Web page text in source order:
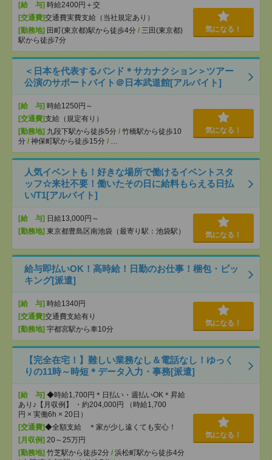
[給 与] 時給2400円＋交
[交通費]交通費実費支給（当社規定あり）
[勤務地] 田町(東京都)駅から徒歩4分 / 三田(東京都)
駅から徒歩7分
気になる！
＜日本を代表するバンド＊サカナクション＞ツアー
公演のサポートバイト＠日本武道館[アルバイト]
[給 与] 時給1250円～
[交通費]支給（規定有り）
[勤務地] 九段下駅から徒歩5分 / 竹橋駅から徒歩10
分 / 神保町駅から徒歩15分 / …
気になる！
人気イベントも！好きな場所で働けるイベントスタ
ッフ☆来社不要！働いたその日に給料もらえる日払
い/T1[アルバイト]
[給 与] 日給13,000円～
[勤務地] 東京都豊島区南池袋（最寄り駅：池袋駅） 気になる！
給与即払いOK！高時給！日勤のお仕事！梱包・ピッ
キング[派遣]
[給 与] 時給1340円
[交通費]交通費支給有り
[勤務地] 宇都宮駅から車10分
気になる！
【完全在宅！】難しい業務なし＆電話なし！ゆっく
りの11時～時短＊データ入力・事務[派遣]
[給 与] ◆時給1,700円＊日払い・週払いOK＊昇給
あり♪【月収例】 ・約204,000円 （時給1,700
円 × 実働6h × 20日）
[交通費]◆全額支給 ＊家が少し遠くても安心！
[月収例] 20～25万円
[勤務地] 竹芝駅から徒歩2分 / 浜松町駅から徒歩4分
気になる！